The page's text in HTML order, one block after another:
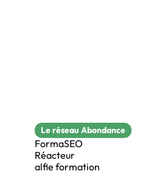
Le réseau Abondance
FormaSEO
Réacteur
alfie formation